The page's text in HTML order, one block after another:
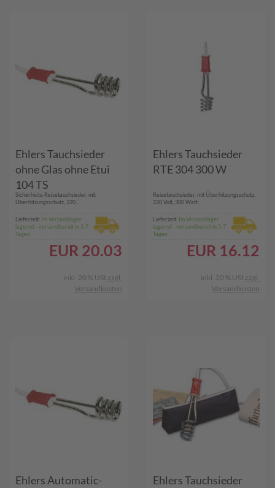
Ehlers Tauchsieder
ohne Glas ohne Etui
104 TS
Sicherheits-Reisetauchsieder, mit
Überhitzungsschutz, 220...
Lieferzeit: Im Versandlager
lagernd - versandbereit in 5-7
Tagen
EUR 20.03
inkl. 20 % USt zzgl.
Versandkosten
Ehlers Tauchsieder
RTE 304 300 W
Reisetauchsieder, mit Überhitzungsschutz,
220 Volt, 300 Watt...
Lieferzeit: Im Versandlager
lagernd - versandbereit in 5-7
Tagen
EUR 16.12
inkl. 20 % USt zzgl.
Versandkosten
Ehlers Automatic-
Ehlers Tauchsieder